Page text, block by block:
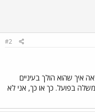
#2
איך שהוא הולך בעיניים
בפועל. כך או כך, אני לא